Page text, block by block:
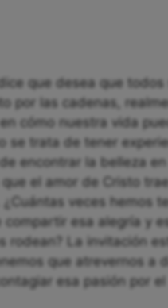
que desea que todos
por las cadenas,
cómo nuestra vida
se trata de tener
encontrar la belleza
el amor de Cristo
veces hemos
esa alegría y
rodean? La invitación
que atrevernos a
esa pasión por el